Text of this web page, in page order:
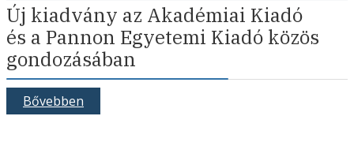
Új kiadvány az Akadémiai Kiadó
és a Pannon Egyetemi Kiadó közös
gondozásában
Bővebben